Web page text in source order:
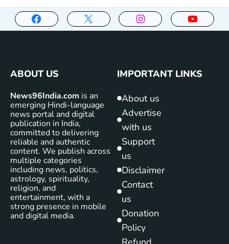
ABOUT US
News96India.com is an
emerging Hindi-language
news portal and digital
publication in India,
committed to delivering
reliable and authentic
content. We publish across
multiple categories
including news, politics,
astrology, spirituality,
religion, and
entertainment, with a
strong presence in mobile
and digital media.
IMPORTANT LINKS
About us
Advertise
with us
Support
us
Disclaimer
Contact
us
Donation
Policy